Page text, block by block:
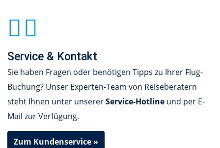
Service & Kontakt
Sie haben Fragen oder benötigen Tipps zu Ihrer Flug-
Buchung? Unser Experten-Team von Reiseberatern
steht Ihnen unter unsererService-Hotline und per E-
Mail zur Verfügung.
Zum Kundenservice »